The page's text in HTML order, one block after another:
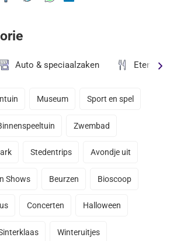
Auto & speciaalzaken Eten &
Museum Sport en spel
Zwembad
Stedentrips Avondje uit
Shows Beurzen Bioscoop
Concerten Halloween
Winteruitjes